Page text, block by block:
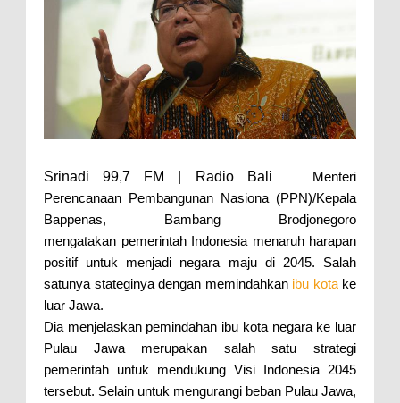
Srinadi 99,7 FM | Radio Bali Menteri
Perencanaan Pembangunan Nasiona (PPN)/Kepala
Bappenas, Bambang Brodjonegoro
mengatakan pemerintah Indonesia menaruh harapan
positif untuk menjadi negara maju di 2045. Salah
satunya stateginya dengan memindahkan ibu kota ke
luar Jawa.
Dia menjelaskan pemindahan ibu kota negara ke luar
Pulau Jawa merupakan salah satu strategi
pemerintah untuk mendukung Visi Indonesia 2045
tersebut. Selain untuk mengurangi beban Pulau Jawa,